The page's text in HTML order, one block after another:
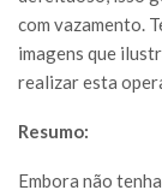
com vazamento.
imagens que
realizar esta
Resumo:
Embora não